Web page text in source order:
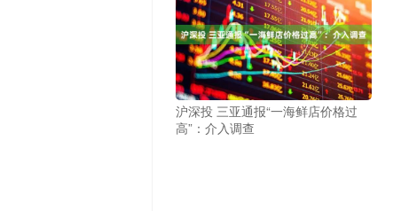
沪深投 三亚通报“一海鲜店价格过
高”：介入调查